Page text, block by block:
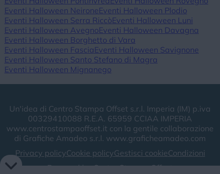
Eventi Halloween NeironeEventi Halloween Plodio
Eventi Halloween Serra RiccòEventi Halloween Luni
Eventi Halloween AvegnoEventi Halloween Davagna
Eventi Halloween Borghetto di Vara
Eventi Halloween Fascia Eventi Halloween Savignone
Eventi Halloween Santo Stefano di Magra
Eventi Halloween Mignanego
Un'idea di Centro Stampa Offset s.r.l. Imperia (IM) p.iva
00329410088 R.E.A. 65959 CCIAA IMPERIA
www.centrostampaoffset.it con la gentile collaborazione
di Grafiche Amadeo s.r.l. www.graficheamadeo.com
Privacy policyCookie policyGestisci cookieCondizioni
Powered byCentro Stampa Offset